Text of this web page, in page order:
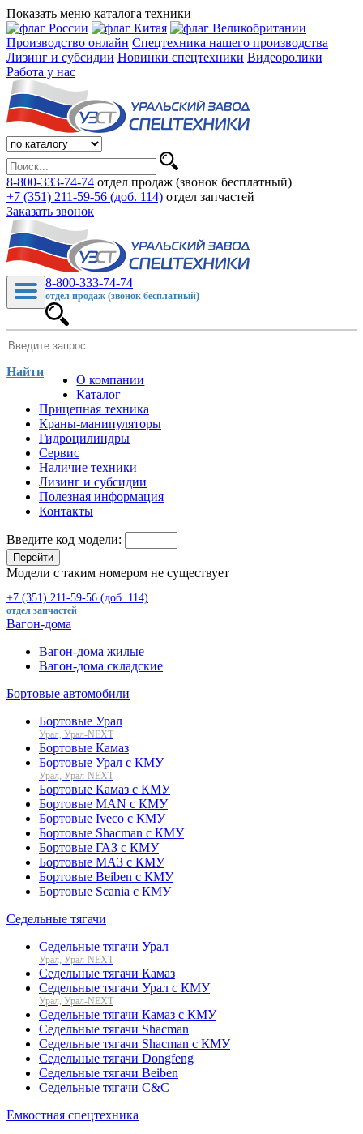
Показать меню каталога техники
Производство онлайн Спецтехника нашего производства
Лизинг и субсидии Новинки спецтехники Видеоролики
Работа у нас
8-800-333-74-74 отдел продаж (звонок бесплатный)
+7 (351) 211-59-56 (доб. 114) отдел запчастей
Заказать звонок
8-800-333-74-74
отдел продаж (звонок бесплатный)
Найти
О компании
Каталог
Прицепная техника
Краны-манипуляторы
Гидроцилиндры
Сервис
Наличие техники
Лизинг и субсидии
Полезная информация
Контакты
Введите код модели:
Перейти
Модели с таким номером не существует
+7 (351) 211-59-56 (доб. 114)
отдел запчастей
Вагон-дома
Вагон-дома жилые
Вагон-дома складские
Бортовые автомобили
Бортовые Урал
Урал, Урал-NEXT
Бортовые Камаз
Бортовые Урал с КМУ
Урал, Урал-NEXT
Бортовые Камаз с КМУ
Бортовые MAN с КМУ
Бортовые Iveco с КМУ
Бортовые Shacman с КМУ
Бортовые ГАЗ с КМУ
Бортовые МАЗ с КМУ
Бортовые Beiben с КМУ
Бортовые Scania с КМУ
Седельные тягачи
Седельные тягачи Урал
Урал, Урал-NEXT
Седельные тягачи Камаз
Седельные тягачи Урал с КМУ
Урал, Урал-NEXT
Седельные тягачи Камаз с КМУ
Седельные тягачи Shacman
Седельные тягачи Shacman с КМУ
Седельные тягачи Dongfeng
Седельные тягачи Beiben
Седельные тягачи C&C
Емкостная спецтехника